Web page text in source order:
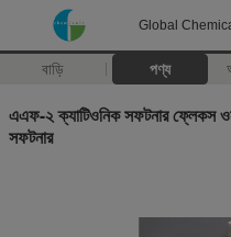
Global
বাড়ি পণ্য
এএফ-২ ক্যাটিওনিক সফটনার ফ্লেকস
সফটনার